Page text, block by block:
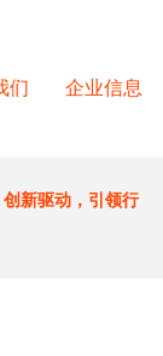
们 企业信息
新驱动，引领行